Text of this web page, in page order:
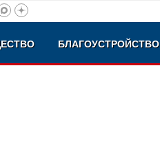
БЛАГОУСТРОЙСТВО